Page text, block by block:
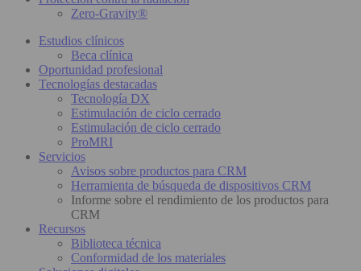
Zero-Gravity®
Estudios clínicos
Beca clínica
Oportunidad profesional
Tecnologías destacadas
Tecnología DX
Estimulación de ciclo cerrado
Estimulación de ciclo cerrado
ProMRI
Servicios
Avisos sobre productos para CRM
Herramienta de búsqueda de dispositivos CRM
Informe sobre el rendimiento de los productos para
CRM
Recursos
Biblioteca técnica
Conformidad de los materiales